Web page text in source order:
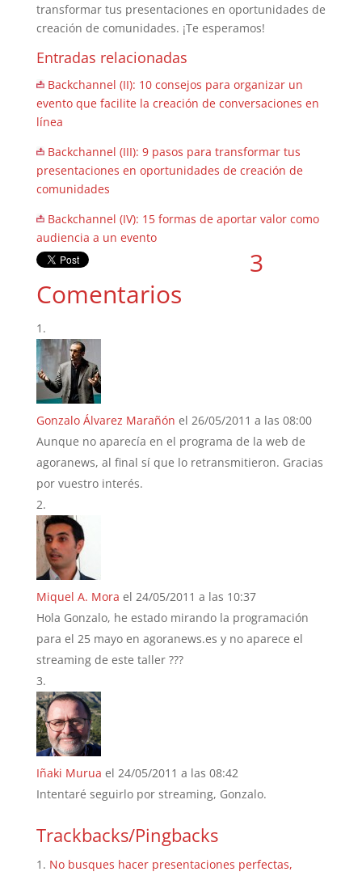
transformar tus presentaciones en oportunidades de
creación de comunidades. ¡Te esperamos!
Entradas relacionadas
Backchannel (II): 10 consejos para organizar un
evento que facilite la creación de conversaciones en
línea
Backchannel (III): 9 pasos para transformar tus
presentaciones en oportunidades de creación de
comunidades
Backchannel (IV): 15 formas de aportar valor como
audiencia a un evento
3
Comentarios
Gonzalo Álvarez Marañón el 26/05/2011 a las 08:00
Aunque no aparecía en el programa de la web de
agoranews, al final sí que lo retransmitieron. Gracias
por vuestro interés.
Miquel A. Mora el 24/05/2011 a las 10:37
Hola Gonzalo, he estado mirando la programación
para el 25 mayo en agoranews.es y no aparece el
streaming de este taller ???
Iñaki Murua el 24/05/2011 a las 08:42
Intentaré seguirlo por streaming, Gonzalo.
Trackbacks/Pingbacks
No busques hacer presentaciones perfectas,